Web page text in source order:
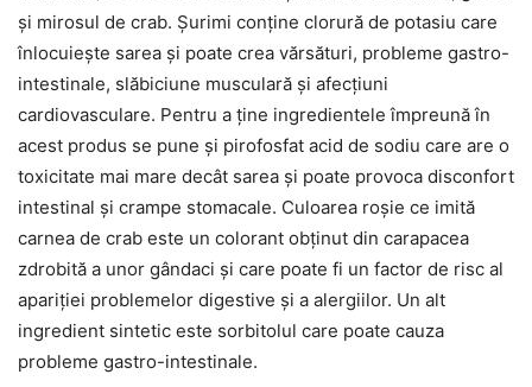
și mirosul de crab. Șurimi conține clorură de potasiu care
înlocuiește sarea și poate crea vărsături, probleme gastro-
intestinale, slăbiciune musculară și afecțiuni
cardiovasculare. Pentru a ține ingredientele împreună în
acest produs se pune și pirofosfat acid de sodiu care are o
toxicitate mai mare decât sarea și poate provoca disconfort
intestinal și crampe stomacale. Culoarea roșie ce imită
carnea de crab este un colorant obținut din carapacea
zdrobită a unor gândaci și care poate fi un factor de risc al
apariției problemelor digestive și a alergiilor. Un alt
ingredient sintetic este sorbitolul care poate cauza
probleme gastro-intestinale.